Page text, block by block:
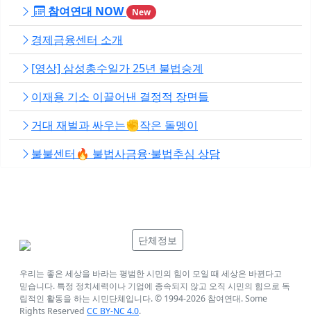
참여연대 NOW New
경제금융센터 소개
[영상] 삼성총수일가 25년 불법승계
이재용 기소 이끌어낸 결정적 장면들
거대 재벌과 싸우는✊작은 돌멩이
불불센터🔥 불법사금융·불법추심 상담
단체정보
우리는 좋은 세상을 바라는 평범한 시민의 힘이 모일 때 세상은 바뀐다고
믿습니다. 특정 정치세력이나 기업에 종속되지 않고 오직 시민의 힘으로 독
립적인 활동을 하는 시민단체입니다. © 1994-2026 참여연대. Some
Rights Reserved CC BY-NC 4.0.